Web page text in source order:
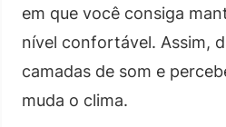
em que você consiga
nível confortável. Assim,
camadas de som e
muda o clima.